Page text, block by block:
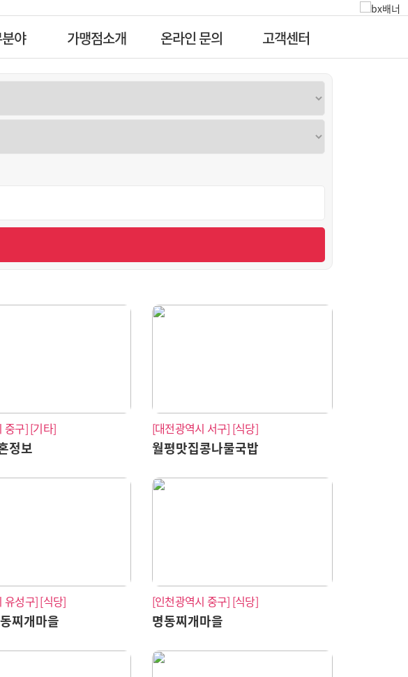
야 가맹점소개 온라인 문의 고객센터
중구][기타]
정보
[대전광역시 서구] [식당]
월평맛집콩나물국밥
유성구][식당]
찌개마을
[인천광역시 중구] [식당]
명동찌개마을